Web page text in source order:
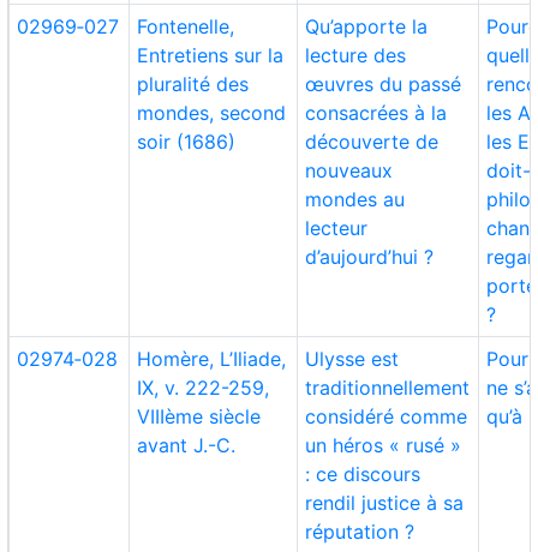
02969‑027
Fontenelle,
Entretiens sur la
pluralité des
mondes, second
soir (1686)
Qu’apporte la
lecture des
œuvres du passé
consacrées à la
découverte de
nouveaux
mondes au
lecteur
d’aujourd’hui ?
les
les
doit-
?
02974‑028
Homère, L’Iliade,
IX, v. 222-259,
VIIIème siècle
avant J.-C.
Ulysse est
traditionnellement
considéré comme
un héros « rusé »
: ce discours
rendil justice à sa
réputation ?
Pour
ne
qu’à